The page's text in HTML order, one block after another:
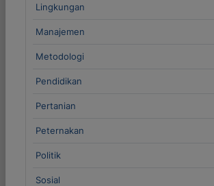
Lingkungan
Manajemen
Metodologi
Pendidikan
Pertanian
Peternakan
Politik
Sosial